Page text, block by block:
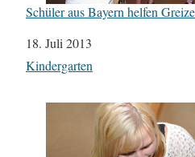
Schüler aus Bayern helfen
Datum
18. Juli 2013
In Bezug auf
Kindergarten